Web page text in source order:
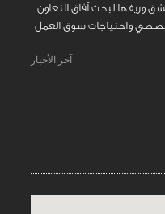
وريفها لبحث آفاق التعاون
واحتياجات سوق العمل
آخر الأخبار